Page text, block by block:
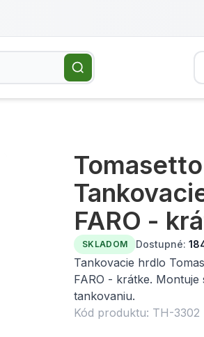
FARO -
SKLADOM Dostupné:
Tankovacie hrdlo
FARO - krátke.
tankovaniu.
Kód produktu: TH-3302